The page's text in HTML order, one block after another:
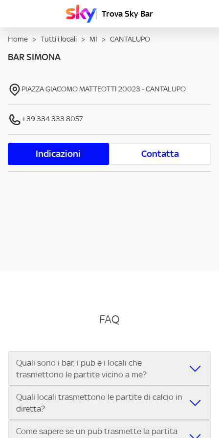
Trova Sky Bar
Home > Tutti i locali > MI > CANTALUPO
BAR SIMONA
PIAZZA GIACOMO MATTEOTTI 20023 -CANTALUPO
+39 334 333 8057
Indicazioni Contatta
FAQ
Quali sono i bar, i pub e i locali che
trasmettono le partite vicino a me?
Se cerchi un bar, pub, ristorante o locale vicino a te per
vedere le partite di Serie A ENILIVE, la Serie C Sky Wifi, la
UEFA Champions League, la UEFA Europa League, la UEFA
Conference League, il Tennis, la Formula 1®, la MotoGP™ e
Quali locali trasmettono le partite di calcio in
diretta?
Vuoi sapere quali bar, pub o ristoranti mostrano le partite
Come sapere se un pub trasmette la partita